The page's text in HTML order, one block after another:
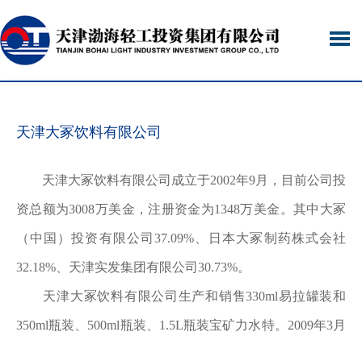
天津大冢饮料有限公司
天津大冢饮料有限公司成立于2002年9月，目前公司投
资总额为3008万美金，注册资金为1348万美金。其中大冢
（中国）投资有限公司37.09%、日本大冢制药株式会社
32.18%、天津实发集团有限公司30.73%。
天津大冢饮料有限公司生产和销售330ml易拉罐装和
350ml瓶装、500ml瓶装、1.5L瓶装宝矿力水特。2009年3月